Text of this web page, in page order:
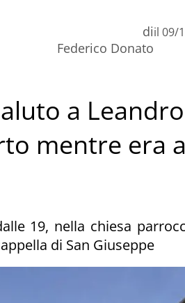
di
Federico Donato
il 09/
a Leandro
mentre era a
19, nella chiesa
di San Giuseppe